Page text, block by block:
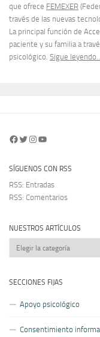
que ofrece FEMEXER
través de las nuevas
La principal función de
paciente y su familia a
psicológico. Sigue
Facebook
Twitter
Instagram
YouTube
SÍGUENOS CON RSS
RSS: Entradas
RSS: Comentarios
NUESTROS ARTÍCULOS
Nuestros
artículos
SECCIONES FIJAS
Apoyo psicológico
Consentimiento